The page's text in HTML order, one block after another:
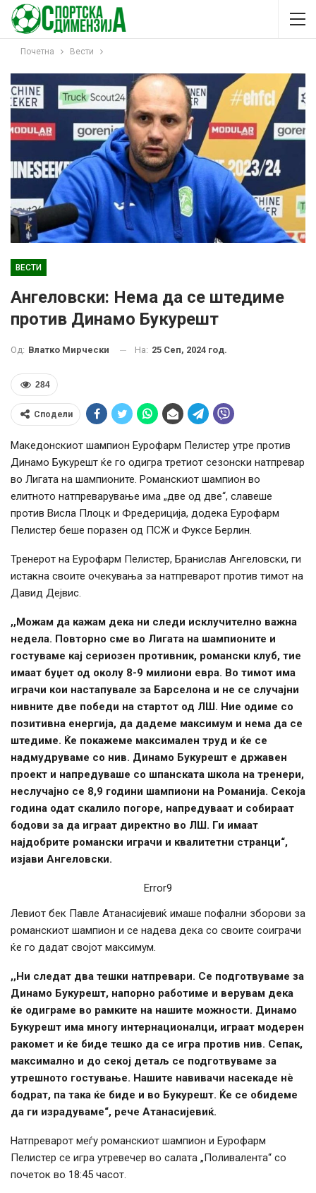
Почетна Вести
ВЕСТИ
Ангеловски: Нема да се штедиме
против Динамо Букурешт
Од: Влатко Мирчески На: 25 Сеп, 2024 год.
284
Сподели
Македонскиот шампион Еурофарм Пелистер утре против
Динамо Букурешт ќе го одигра третиот сезонски натпревар
во Лигата на шампионите. Романскиот шампион во
елитното натпреварување има „две од две“, славеше
против Висла Плоцк и Фредериција, додека Еурофарм
Пелистер беше поразен од ПСЖ и Фуксе Берлин.
Тренерот на Еурофарм Пелистер, Бранислав Ангеловски, ги
истакна своите очекувања за натпреварот против тимот на
Давид Дејвис.
,,Можам да кажам дека ни следи исклучително важна
недела. Повторно сме во Лигата на шампионите и
гостуваме кај сериозен противник, романски клуб, тие
имаат буџет од околу 8-9 милиони евра. Во тимот има
играчи кои настапувале за Барселона и не се случајни
нивните две победи на стартот од ЛШ. Ние одиме со
позитивна енергија, да дадеме максимум и нема да се
штедиме. Ќе покажеме максимален труд и ќе се
надмудруваме со нив. Динамо Букурешт е државен
проект и напредуваше со шпанската школа на тренери,
неслучајно се 8,9 години шампиони на Романија. Секоја
година одат скалило погоре, напредуваат и собираат
бодови за да играат директно во ЛШ. Ги имаат
најдобрите романски играчи и квалитетни странци“,
изјави Ангеловски.
Error9
Левиот бек Павле Атанасијевиќ имаше пофални зборови за
романскиот шампион и се надева дека со своите соиграчи
ќе го дадат својот максимум.
,,Ни следат два тешки натпревари. Се подготвуваме за
Динамо Букурешт, напорно работиме и верувам дека
ќе одиграме во рамките на нашите можности. Динамо
Букурешт има многу интернационалци, играат модерен
ракомет и ќе биде тешко да се игра против нив. Сепак,
максимално и до секој детаљ се подготвуваме за
утрешното гостување. Нашите навивачи насекаде нè
бодрат, па така ќе биде и во Букурешт. Ќе се обидеме
да ги израдуваме“, рече Атанасијевиќ.
Натпреварот меѓу романскиот шампион и Еурофарм
Пелистер се игра утревечер во салата „Поливалента“ со
почеток во 18:45 часот.